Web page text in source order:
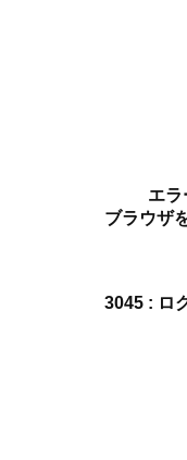
エラ
ブラウザ
3045 : ロ